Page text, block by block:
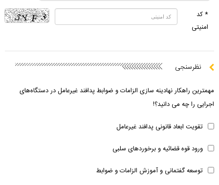
* کد
امنیتی
نظرسنجی
مهمترین راهکار نهادینه سازی الزامات و ضوابط پدافند غیرعامل در دستگاه‌های
اجرایی را چه می دانید؟!
تقویت ابعاد قانونی پدافند غیرعامل
ورود قوه قضائیه و برخوردهای سلبی
توسعه گفتمانی و آموزش الزامات و ضوابط